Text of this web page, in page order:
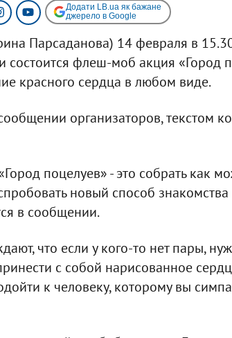
Додати LB.ua як бажане
джерело в Google
Парсаданова) 14 февраля в
флеш-моб акция «Город
красного сердца в любом виде.
организаторов, текстом
поцелуев» - это собрать как
новый способ
в сообщении.
что если у кого-то нет пары,
с собой нарисованное
к человеку, которому вы